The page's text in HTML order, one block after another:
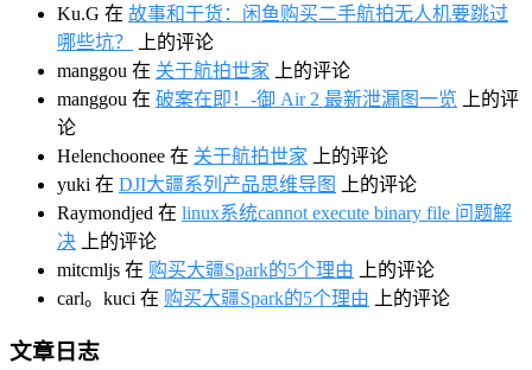
Ku.G 在 故事和干货：闲鱼购买二手航拍无人机要跳过
哪些坑？
上的评论
manggou 在 关于航拍世家 上的评论
manggou 在 破案在即！-御 Air 2 最新泄漏图一览 上的评
论
Helenchoonee 在 关于航拍世家 上的评论
yuki 在 DJI大疆系列产品思维导图
上的评论
Raymondjed 在 linux系统cannot execute binary file 问题解
决 上的评论
mitcmljs 在 购买大疆Spark的5个理由 上的评论
carl。kuci 在 购买大疆Spark的5个理由 上的评论
文章日志